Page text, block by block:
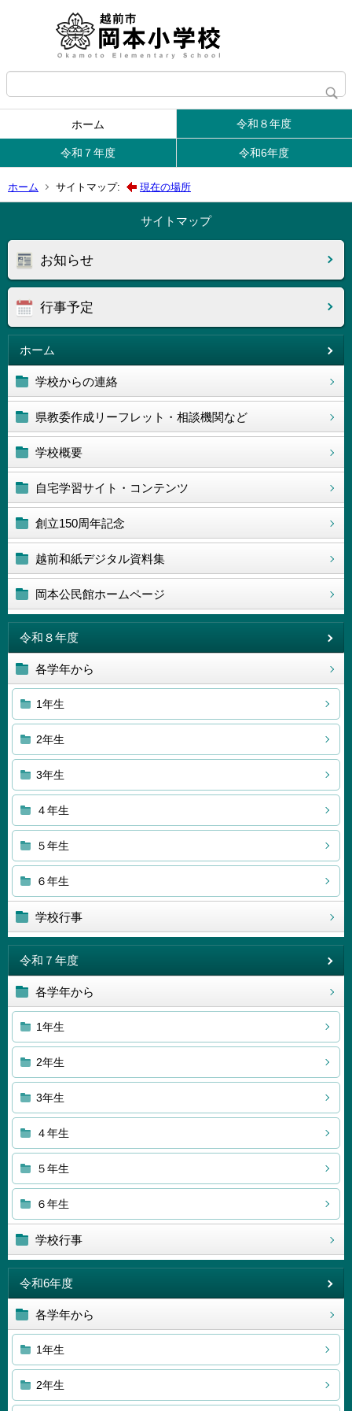
ホーム 令和８年度
令和７年度 令和6年度
ホーム サイトマップ: 現在の場所
サイトマップ
お知らせ
行事予定
ホーム
学校からの連絡
県教委作成リーフレット・相談機関など
学校概要
自宅学習サイト・コンテンツ
創立150周年記念
越前和紙デジタル資料集
岡本公民館ホームページ
令和８年度
各学年から
1年生
2年生
3年生
４年生
５年生
６年生
学校行事
令和７年度
各学年から
1年生
2年生
3年生
４年生
５年生
６年生
学校行事
令和6年度
各学年から
1年生
2年生